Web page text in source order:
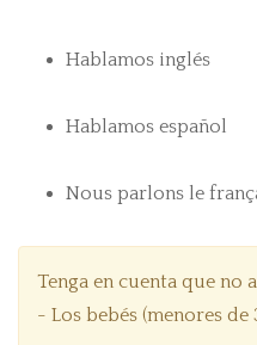
Hablamos inglés
Hablamos español
Nous parlons le
Tenga en cuenta que no
- Los bebés (menores de